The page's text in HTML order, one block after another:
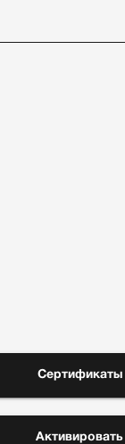
Сертификаты
Активировать